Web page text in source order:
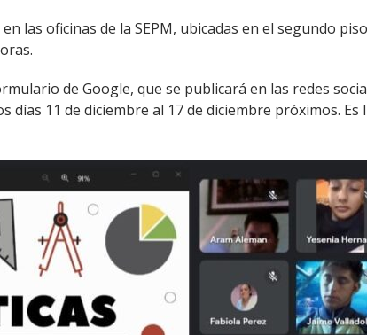
las oficinas de la SEPM, ubicadas en el segundo
de Google, que se publicará en las redes
días 11 de diciembre al 17 de diciembre próximos.